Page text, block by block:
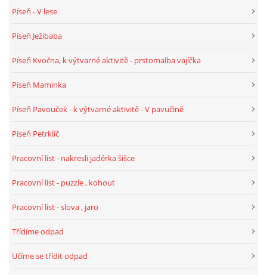
VELIKONOCE
SVĚTOVÝ DEN VODY 22. BŘEZEN
RECENZE NA KNIHY
MIKULÁŠSKÁ NADÍLKA
Píseň - V lese
Píseň Ježibaba
Píseň Kvočna, k výtvarné aktivitě - prstomalba vajíčka
Píseň Maminka
Píseň Pavouček - k výtvarné aktivitě - V pavučině
Píseň Petrklíč
Pracovní list - nakresli jadérka šišce
Pracovní list - puzzle , kohout
Pracovní list - slova , jaro
Třídíme odpad
Učíme se třídit odpad